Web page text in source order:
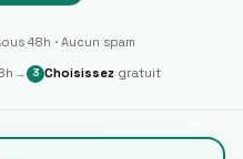
48h · Aucun spam
→ 3 Choisissez gratuit